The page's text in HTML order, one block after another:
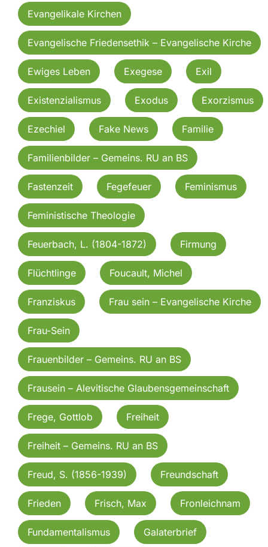
Evangelikale Kirchen
Evangelische Friedensethik – Evangelische Kirche
Ewiges Leben Exegese Exil
Existenzialismus Exodus Exorzismus
Ezechiel Fake News Familie
Familienbilder – Gemeins. RU an BS
Fastenzeit Fegefeuer Feminismus
Feministische Theologie
Feuerbach, L. (1804-1872) Firmung
Flüchtlinge Foucault, Michel
Franziskus Frau sein – Evangelische Kirche
Frau-Sein
Frauenbilder – Gemeins. RU an BS
Frausein – Alevitische Glaubensgemeinschaft
Frege, Gottlob Freiheit
Freiheit – Gemeins. RU an BS
Freud, S. (1856-1939) Freundschaft
Frieden Frisch, Max Fronleichnam
Fundamentalismus Galaterbrief